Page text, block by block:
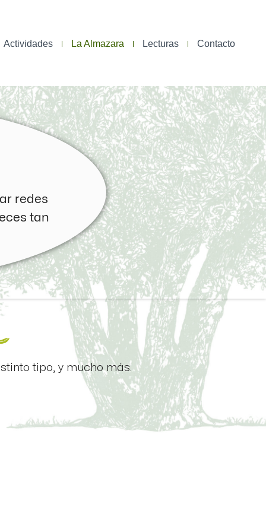
Actividades La Almazara Lecturas Contacto
redes
tan
tipo, y mucho más.